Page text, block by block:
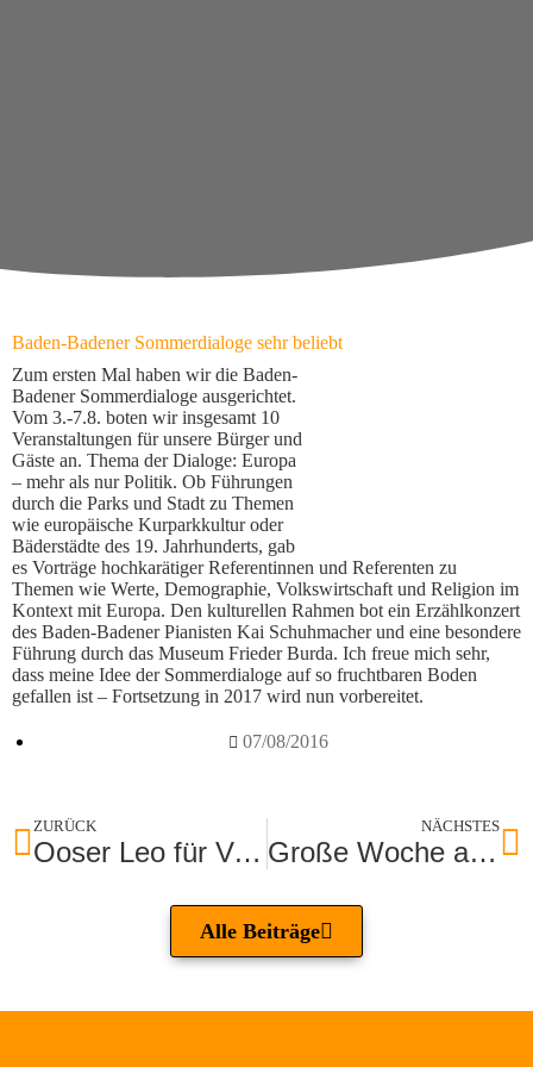
Baden-Badener Sommerdialoge sehr beliebt
Zum ersten Mal haben wir die Baden-
Badener Sommerdialoge ausgerichtet.
Vom 3.-7.8. boten wir insgesamt 10
Veranstaltungen für unsere Bürger und
Gäste an. Thema der Dialoge: Europa
– mehr als nur Politik. Ob Führungen
durch die Parks und Stadt zu Themen
wie europäische Kurparkkultur oder
Bäderstädte des 19. Jahrhunderts, gab
es Vorträge hochkarätiger Referentinnen und Referenten zu
Themen wie Werte, Demographie, Volkswirtschaft und Religion im
Kontext mit Europa. Den kulturellen Rahmen bot ein Erzählkonzert
des Baden-Badener Pianisten Kai Schuhmacher und eine besondere
Führung durch das Museum Frieder Burda. Ich freue mich sehr,
dass meine Idee der Sommerdialoge auf so fruchtbaren Boden
gefallen ist – Fortsetzung in 2017 wird nun vorbereitet.
07/08/2016
ZURÜCK
Ooser Leo für Verkehr freigegeben
NÄCHSTES
Große Woche auf Rennbahn Iffezheim erfolgreich
Alle Beiträge